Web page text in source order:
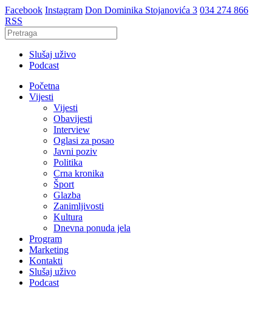
Facebook Instagram Don Dominika Stojanovića 3 034 274 866
RSS
Slušaj uživo
Podcast
Početna
Vijesti
Vijesti
Obavijesti
Interview
Oglasi za posao
Javni poziv
Politika
Crna kronika
Šport
Glazba
Zanimljivosti
Kultura
Dnevna ponuda jela
Program
Marketing
Kontakti
Slušaj uživo
Podcast